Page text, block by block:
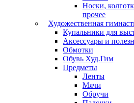
Носки,
прочее
Художественная
Купальники для
Аксессуары и
Обмотки
Обувь Худ.Гим
Предметы
Ленты
Мячи
Обручи